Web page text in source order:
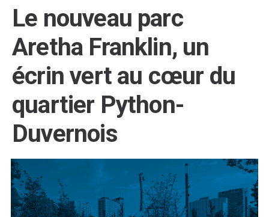
Le nouveau parc
Aretha Franklin, un
écrin vert au cœur du
quartier Python-
Duvernois